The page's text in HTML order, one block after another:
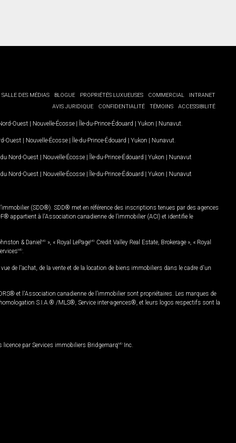
SALLE DES MÉDIAS BLOGUE PROPRIÉTÉS LUXUEUSES COMMERCIAL
INTRANET
AVIS JURIDIQUE
CONFIDENTIALITÉ TÉMOINS ACCESSIBILITÉ
Ouest | Nouvelle-Écosse | Île-du-Prince-Édouard | Yukon | Nunavut
Ouest | Nouvelle-Écosse | Île-du-Prince-Édouard | Yukon | Nunavut
Nord-Ouest | Nouvelle-Écosse | Île-du-Prince-Édouard | Yukon | Nunavut
Nord-Ouest | Nouvelle-Écosse | Île-du-Prince-Édouard | Yukon | Nunavut
(SDD®). SDD® met en référence des inscriptions tenues par des agences
appartient à l'Association canadienne de l’immobilier (ACI) et identifie le
& Daniel MD », « Royal LePageMD Credit Valley Real Estate, Brokerage », « Royal
MD
de l'achat, de la vente et de la location de biens immobiliers dans le cadre d'un
et l'Association canadienne de l’immobilier sont propriétaires. Les marques de
S.I.A.® /MLS®, Service inter-agences®, et leurs logos respectifs sont la
licence par Services immobiliers BridgemarqMD Inc.